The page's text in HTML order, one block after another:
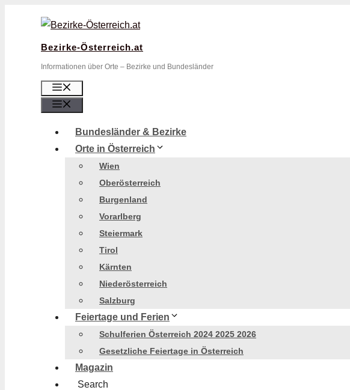
Bezirke-Österreich.at
Informationen über Orte – Bezirke und Bundesländer
Bundesländer & Bezirke
Orte in Österreich
Wien
Oberösterreich
Burgenland
Vorarlberg
Steiermark
Tirol
Kärnten
Niederösterreich
Salzburg
Feiertage und Ferien
Schulferien Österreich 2024 2025 2026
Gesetzliche Feiertage in Österreich
Magazin
Search